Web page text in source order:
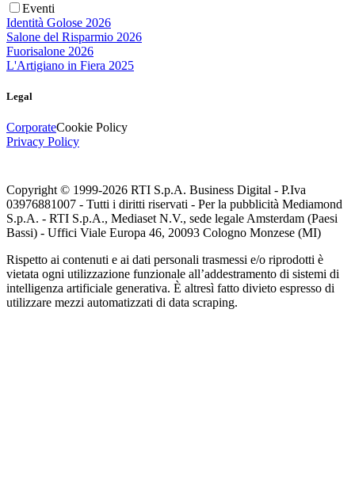
Eventi
Identità Golose 2026
Salone del Risparmio 2026
Fuorisalone 2026
L'Artigiano in Fiera 2025
Legal
CorporateCookie Policy
Privacy Policy
Copyright © 1999-2026 RTI S.p.A. Business Digital - P.Iva
03976881007 - Tutti i diritti riservati - Per la pubblicità Mediamond
S.p.A. - RTI S.p.A., Mediaset N.V., sede legale Amsterdam (Paesi
Bassi) - Uffici Viale Europa 46, 20093 Cologno Monzese (MI)
Rispetto ai contenuti e ai dati personali trasmessi e/o riprodotti è
vietata ogni utilizzazione funzionale all’addestramento di sistemi di
intelligenza artificiale generativa. È altresì fatto divieto espresso di
utilizzare mezzi automatizzati di data scraping.